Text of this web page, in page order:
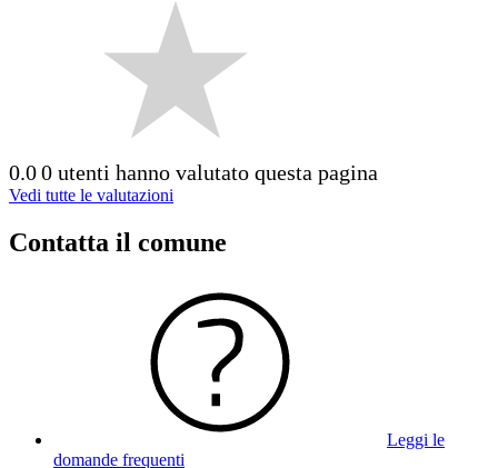
0.00 utenti hanno valutato questa pagina
Vedi tutte le valutazioni
Contatta il comune
Leggi le
domande frequenti